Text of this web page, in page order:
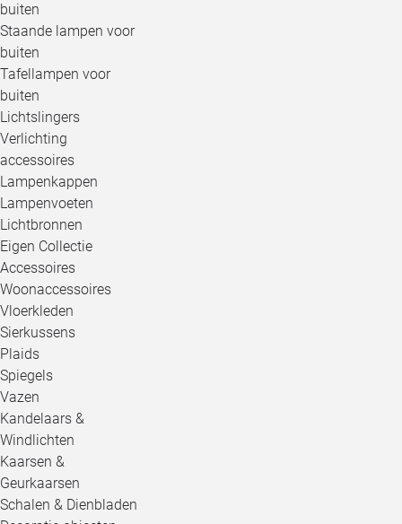
buiten
Staande lampen voor
buiten
Tafellampen voor
buiten
Lichtslingers
Verlichting
accessoires
Lampenkappen
Lampenvoeten
Lichtbronnen
Eigen Collectie
Accessoires
Woonaccessoires
Vloerkleden
Sierkussens
Plaids
Spiegels
Vazen
Kandelaars &
Windlichten
Kaarsen &
Geurkaarsen
Schalen & Dienbladen